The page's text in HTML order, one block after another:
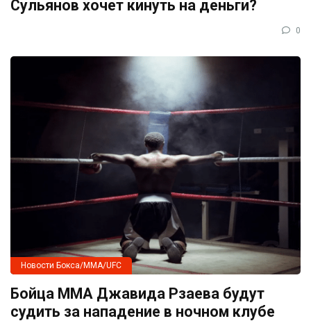
Сульянов хочет кинуть на деньги?
0
Новости Бокса/MMA/UFC
Бойца ММА Джавида Рзаева будут
судить за нападение в ночном клубе